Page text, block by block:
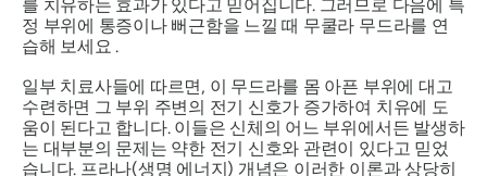
를 치유하는 효과가 있다고 믿어집니다. 그러므로 다음에 특
정 부위에 통증이나 뻐근함을 느낄 때 무쿨라 무드라를 연
습해 보세요 .
일부 치료사들에 따르면, 이 무드라를 몸 아픈 부위에 대고
수련하면 그 부위 주변의 전기 신호가 증가하여 치유에 도
움이 된다고 합니다. 이들은 신체의 어느 부위에서든 발생하
는 대부분의 문제는 약한 전기 신호와 관련이 있다고 믿었
습니다. 프라나(생명 에너지) 개념은 이러한 이론과 상당히